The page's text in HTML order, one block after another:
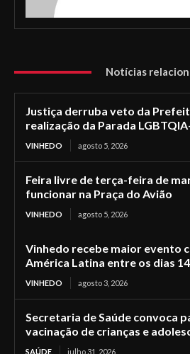
Notícias
Justiça derruba veto da
realização da Parada
VINHEDO agosto 5, 2026
Feira livre de terça-feira de
funcionar na Praça do Avião
VINHEDO agosto 5, 2026
Vinhedo recebe maior evento
América Latina entre os dias
VINHEDO agosto 3, 2026
Secretaria de Saúde convoca
vacinação de crianças e
SAÚDE julho 31, 2026